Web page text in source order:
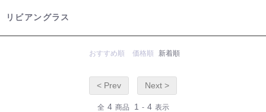
リビアングラス
おすすめ順 価格順 新着順
< Prev Next >
全 4 商品 1 - 4 表示